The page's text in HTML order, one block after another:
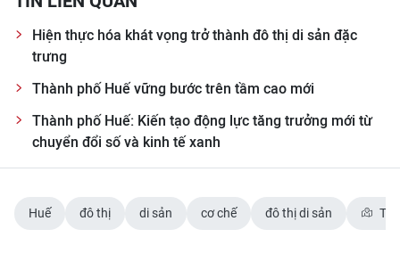
Hiện thực hóa khát vọng trở thành đô thị di sản đặc
trưng
Thành phố Huế vững bước trên tầm cao mới
Thành phố Huế: Kiến tạo động lực tăng trưởng mới từ
chuyển đổi số và kinh tế xanh
Huế đô thị di sản cơ chế đô thị di sản